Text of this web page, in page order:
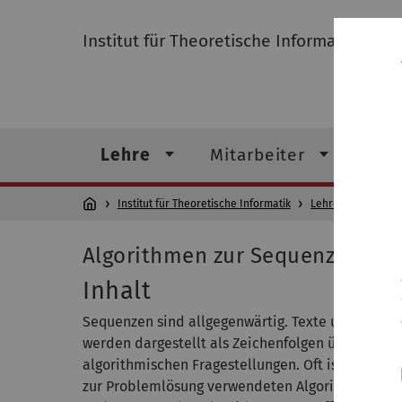
Institut für Theoretische Informatik
Lehre Mitarbeiter
Institut für Theoretische Informatik Lehre
Algorithmen zur
Inhalt
Sequenzen sind allgegenwärtig. Texte und
werden dargestellt als Zeichenfolgen über
algorithmischen Fragestellungen. Oft ist dabei
zur Problemlösung verwendeten Algorithmen